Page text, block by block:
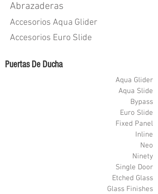
Abrazaderas
Accesorios Aqua Glider
Accesorios Euro Slide
Puertas De Ducha
Aqua Glider
Aqua Slide
Bypass
Euro Slide
Fixed Panel
Inline
Neo
Ninety
Single Door
Etched Glass
Glass Finishes